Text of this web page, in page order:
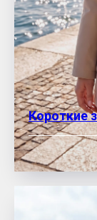
Короткие